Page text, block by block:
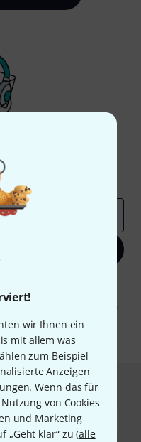
wir Ihnen ein
mit allem was
zum Beispiel
Anzeigen
Wenn das für
von Cookies
und Marketing
„Geht klar“ zu (alle
und gewinne mit
Nutzungsverhaltens zu. Die
Informationen finden Sie in